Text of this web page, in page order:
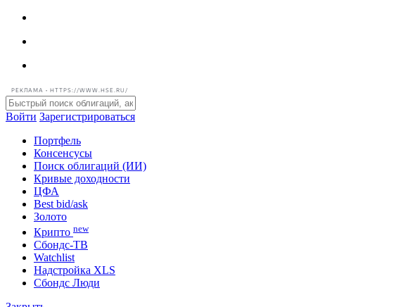
РЕКЛАМА • HTTPS://WWW.HSE.RU/
Войти Зарегистрироваться
Портфель
Консенсусы
Поиск облигаций (ИИ)
Кривые доходности
ЦФА
Best bid/ask
Золото
Криптоnew
Сбондс-ТВ